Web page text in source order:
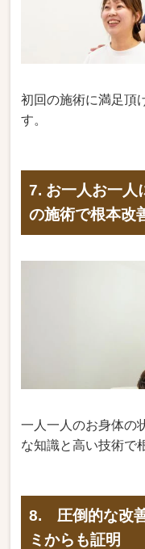
初回の施術に満足頂
す。
7. お一人お一人
の施術で根本改
一人一人のお身体の
な知識と高い技術で
8. 圧倒的な改
ミからも証明